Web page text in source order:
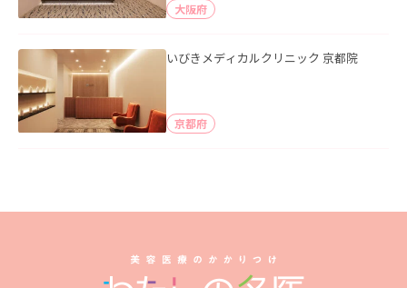
大阪府
いびきメディカルクリニック 京都院
京都府